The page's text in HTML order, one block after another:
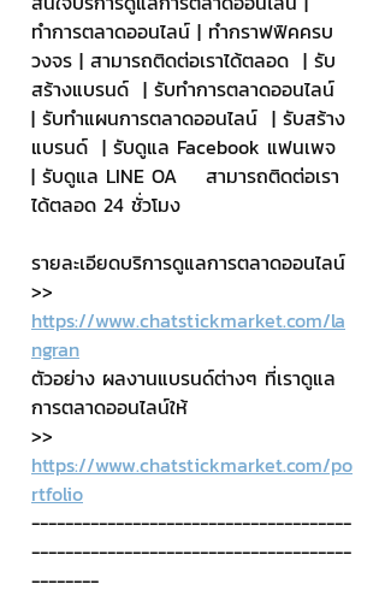
ทำการตลาดออนไลน์ | ทำกราฟฟิคครบ
วงจร | สามารถติดต่อเราได้ตลอด  | รับ
สร้างแบรนด์  | รับทำการตลาดออนไลน์
| รับทำแผนการตลาดออนไลน์  | รับสร้าง
แบรนด์  | รับดูแล Facebook แฟนเพจ
| รับดูแล LINE OA    สามารถติดต่อเรา
ได้ตลอด 24 ชั่วโมง
รายละเอียดบริการดูแลการตลาดออนไลน์
>>
https://www.chatstickmarket.com/la
ngran
ตัวอย่าง ผลงานแบรนด์ต่างๆ ที่เราดูแล
การตลาดออนไลน์ให้
>>
https://www.chatstickmarket.com/po
rtfolio
--------------------------------------
--------------------------------------
--------